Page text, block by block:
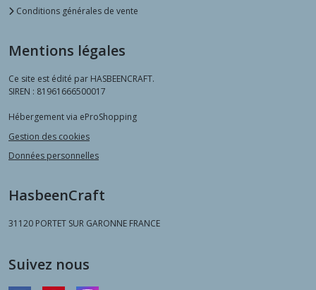
Conditions générales de vente
Mentions légales
Ce site est édité par HASBEENCRAFT.
SIREN : 81961666500017
Hébergement via eProShopping
Gestion des cookies
Données personnelles
HasbeenCraft
31120 PORTET SUR GARONNE FRANCE
Suivez nous